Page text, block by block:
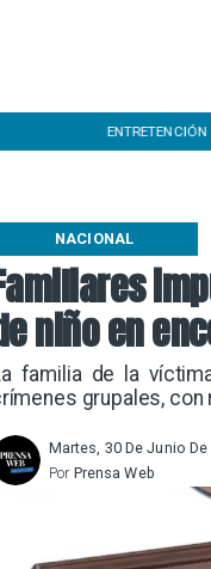
ENTRETENCIÓN
niño en
familia de la
grupales,
NACIONAL
Martes, 30 De Junio
Prensa Web
Por